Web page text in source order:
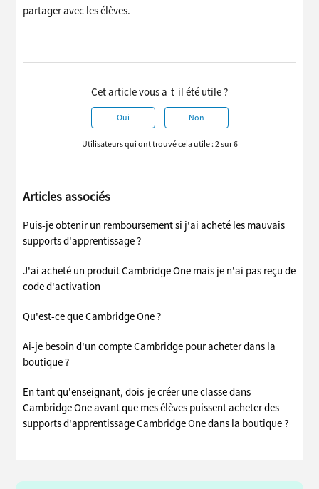
partager avec les élèves.
Cet article vous a-t-il été utile ?
Oui Non
Utilisateurs qui ont trouvé cela utile : 2 sur 6
Articles associés
Puis-je obtenir un remboursement si j'ai acheté les mauvais
supports d'apprentissage ?
J'ai acheté un produit Cambridge One mais je n'ai pas reçu de
code d'activation
Qu'est-ce que Cambridge One ?
Ai-je besoin d'un compte Cambridge pour acheter dans la
boutique ?
En tant qu'enseignant, dois-je créer une classe dans
Cambridge One avant que mes élèves puissent acheter des
supports d'apprentissage Cambridge One dans la boutique ?